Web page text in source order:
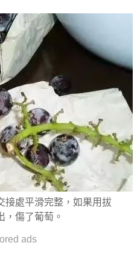
接處平滑完整，如果用拔
，傷了葡萄。
ads